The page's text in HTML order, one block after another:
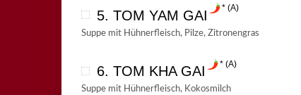
5. TOM YAM GAI A
Suppe mit Hühnerfleisch, Pilze, Zitronengras
6. TOM KHA GAI A
Suppe mit Hühnerfleisch, Kokosmilch